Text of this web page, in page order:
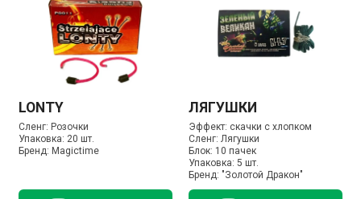
LONTY
Сленг: Розочки
Упаковка: 20 шт.
Бренд: Magictime
ЛЯГУШКИ
Эффект: скачки с хлопком
Сленг: Лягушки
Блок: 10 пачек
Упаковка: 5 шт.
Бренд: "Золотой Дракон"